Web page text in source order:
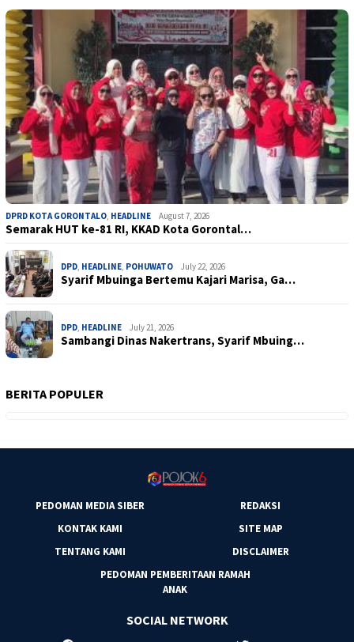
DPRD KOTA GORONTALO, HEADLINE August 7, 2026
Semarak HUT ke-81 RI, KKAD Kota Gorontal…
DPD, HEADLINE, POHUWATO July 22, 2026
Syarif Mbuinga Bertemu Kajari Marisa, Ga…
DPD, HEADLINE July 21, 2026
Sambangi Dinas Nakertrans, Syarif Mbuing…
BERITA POPULER
PEDOMAN MEDIA SIBER
REDAKSI
KONTAK KAMI
SITE MAP
TENTANG KAMI
DISCLAIMER
PEDOMAN PEMBERITAAN RAMAH
ANAK
SOCIAL NETWORK